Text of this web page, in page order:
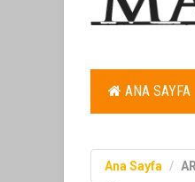
ANA SAYFA
Ana Sayfa